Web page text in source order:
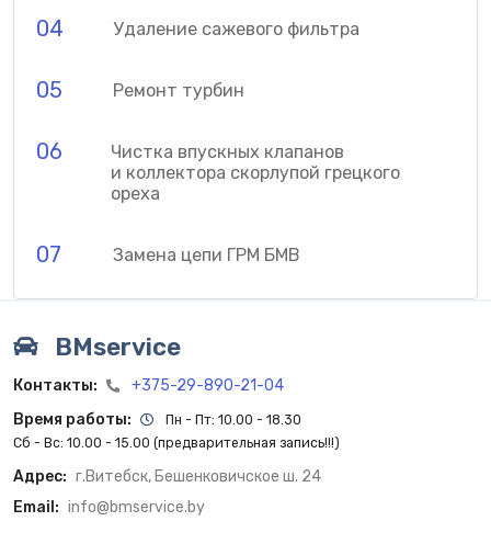
04 Удаление сажевого фильтра
05 Ремонт турбин
06
Чистка впускных клапанов
и коллектора скорлупой грецкого
ореха
07 Замена цепи ГРМ БМВ
BMservice
Контакты:
+375-29-890-21-04
Время работы:
Пн - Пт: 10.00 - 18.30
Сб - Вс: 10.00 - 15.00 (предварительная запись!!!)
Адрес: г.Витебск, Бешенковичское ш. 24
Email: info@bmservice.by